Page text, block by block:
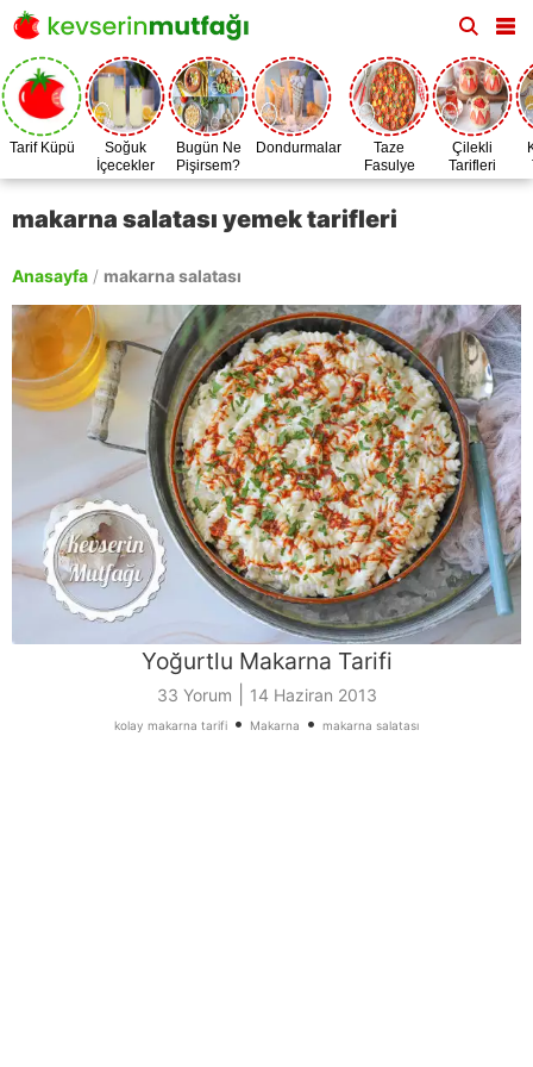
Tarif Küpü
Soğuk
İçecekler
Bugün Ne
Pişirsem?
Dondurmalar
Taze
Fasulye
Zamanı
Çilekli
Tarifleri
makarna salatası yemek tarifleri
Anasayfa / makarna salatası
Yoğurtlu Makarna Tarifi
33 Yorum 14 Haziran 2013
kolay makarna tarifi • Makarna • makarna salatası